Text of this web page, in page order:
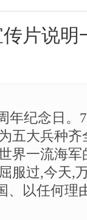
片说明
年纪念日。
五大兵种
界一流海
服过,今天,
、以任何理